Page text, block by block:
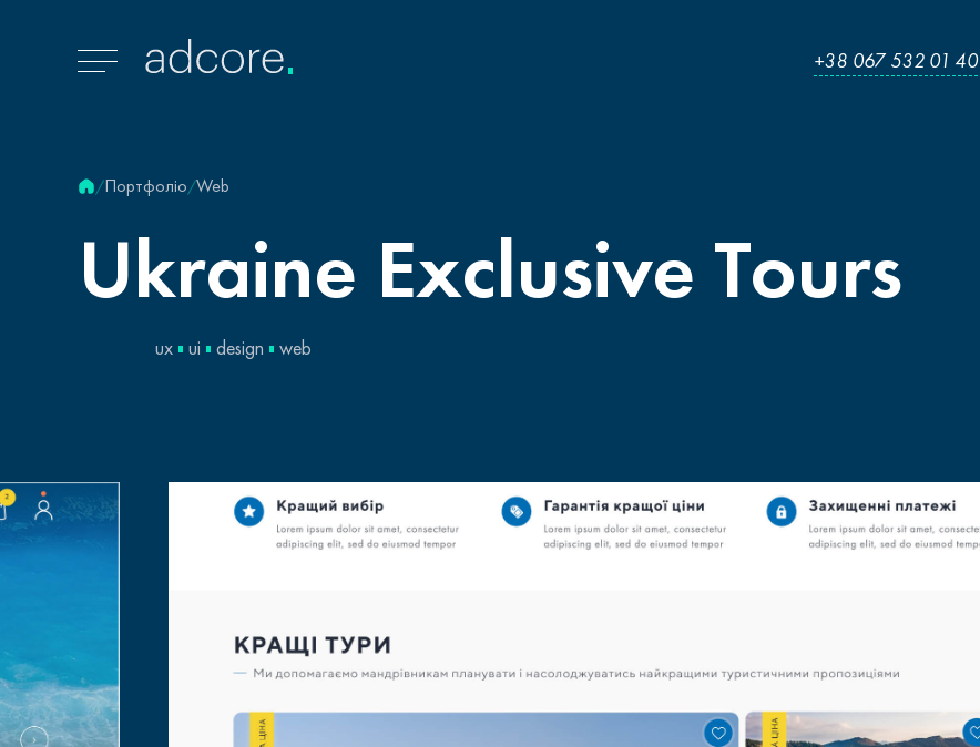
+38 067 532 01 40
/Портфоліо/Web
Ukraine Exclusive Tours
ux ui design web